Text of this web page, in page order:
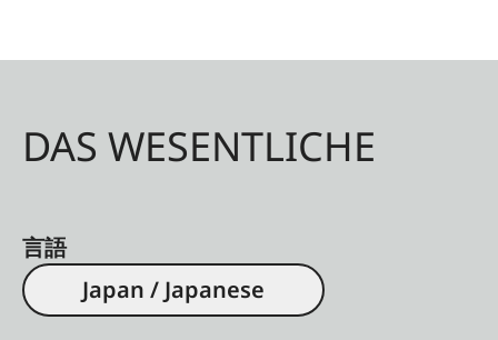
DAS WESENTLICHE
言語
Japan / Japanese